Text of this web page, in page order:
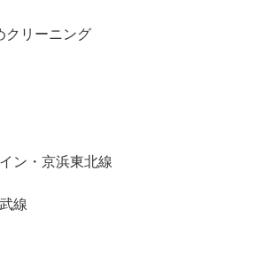
クリーニング
ン・京浜東北線
線